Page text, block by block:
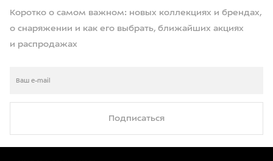
Коротко о самом важном: новых коллекциях и брендах,
о снаряжении и как его выбрать, ближайших акциях
и распродажах
Подписаться